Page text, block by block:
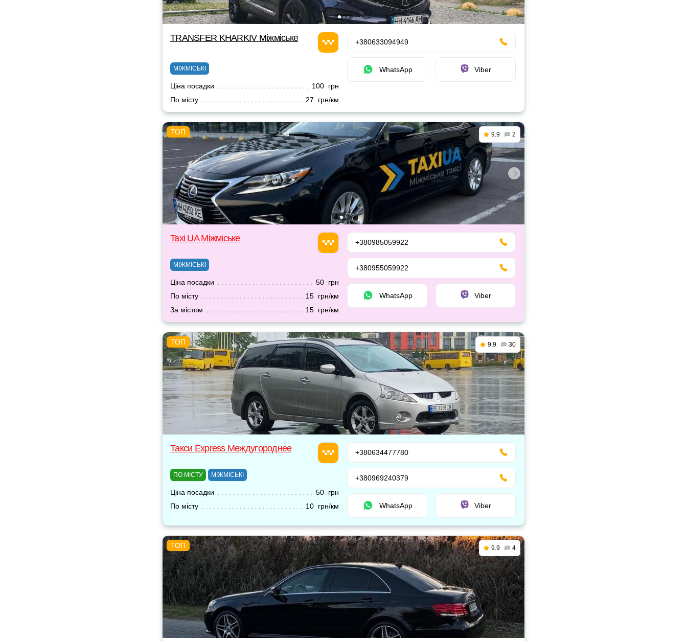
TRANSFER KHARKIV Міжміське
МІЖМІСЬКІ
Ціна посадки
100 грн
По місту
27 грн/км
+380633094949
WhatsApp Viber
9.9 2
Taxi UA Міжміське
МІЖМІСЬКІ
Ціна посадки
50 грн
По місту
15 грн/км
За містом
15 грн/км
+380985059922
+380955059922
WhatsApp Viber
9.9 30
Такси Express Междугороднее
ПО МІСТУ МІЖМІСЬКІ
Ціна посадки
50 грн
По місту
10 грн/км
+380634477780
+380969240379
WhatsApp Viber
9.9 4